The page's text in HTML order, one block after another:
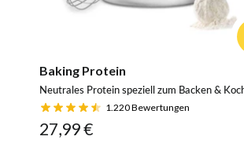
Baking Protein
Neutrales Protein speziell zum Backen &
1.220Bewertungen
27,99 €